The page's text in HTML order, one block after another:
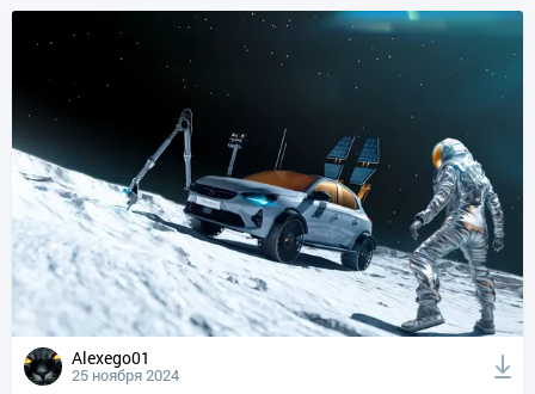
Alexego01
25 ноября 2024